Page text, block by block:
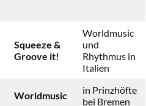
Squeeze &
Groove it!
Worldmusic
und
Rhythmus in
Italien
Worldmusic
in Prinzhöfte
bei Bremen